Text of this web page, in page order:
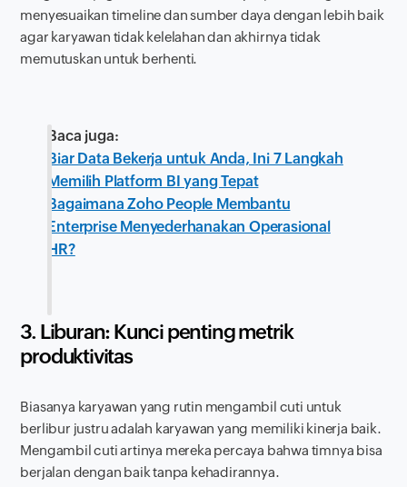
menyesuaikan timelinedan sumber daya dengan lebih baik
agar karyawan tidak kelelahan dan akhirnya tidak
memutuskan untuk berhenti.
Baca juga:
Biar Data Bekerja untuk Anda, Ini 7 Langkah
Memilih Platform BI yang Tepat
Bagaimana Zoho People Membantu
Enterprise Menyederhanakan Operasional
HR?
3. Liburan: Kunci penting metrik
produktivitas
Biasanya karyawan yang rutin mengambil cuti untuk
berlibur justru adalah karyawan yang memiliki kinerja baik.
Mengambil cuti artinya mereka percaya bahwa timnya bisa
berjalan dengan baik tanpa kehadirannya.